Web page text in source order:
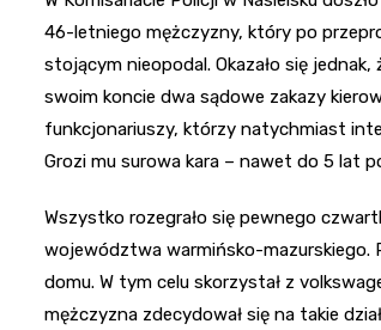
46-letniego mężczyzny, który po
stojącym nieopodal. Okazało się
swoim koncie dwa sądowe zakazy
funkcjonariuszy, którzy natychmiast
Grozi mu surowa kara – nawet do 5 lat
Wszystko rozegrało się pewnego
województwa warmińsko-mazurskiego.
domu. W tym celu skorzystał z
mężczyzna zdecydował się na takie